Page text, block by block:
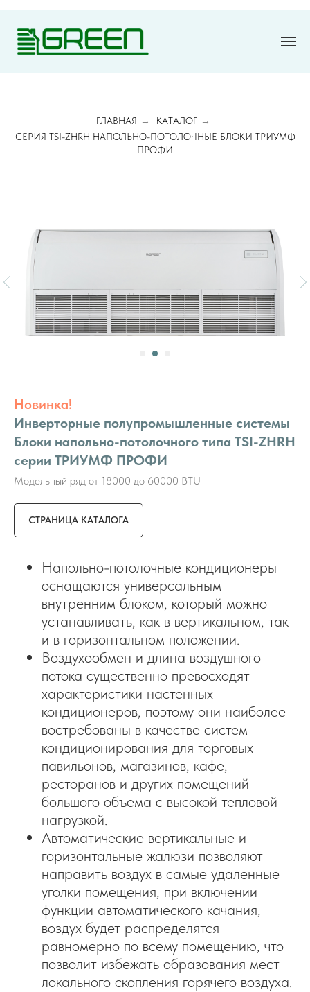
ГЛАВНАЯ → КАТАЛОГ →
СЕРИЯ TSI-ZHRH НАПОЛЬНО-ПОТОЛОЧНЫЕ БЛОКИ ТРИУМФ
ПРОФИ
Новинка!
Инверторные полупромышленные системы
Блоки напольно-потолочного типа TSI-ZHRH
серии ТРИУМФ ПРОФИ
Модельный ряд от 18000 до 60000 BTU
СТРАНИЦА КАТАЛОГА
Напольно-потолочные кондиционеры
оснащаются универсальным
внутренним блоком, который можно
устанавливать, как в вертикальном, так
и в горизонтальном положении.
Воздухообмен и длина воздушного
потока существенно превосходят
характеристики настенных
кондиционеров, поэтому они наиболее
востребованы в качестве систем
кондиционирования для торговых
павильонов, магазинов, кафе,
ресторанов и других помещений
большого объема с высокой тепловой
нагрузкой.
Автоматические вертикальные и
горизонтальные жалюзи позволяют
направить воздух в самые удаленные
уголки помещения, при включении
функции автоматического качания,
воздух будет распределятся
равномерно по всему помещению, что
позволит избежать образования мест
локального скопления горячего воздуха.